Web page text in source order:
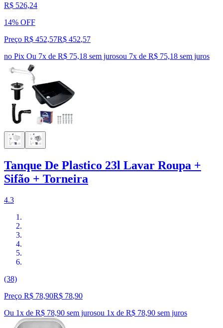
R$ 526,24
14% OFF
Preço R$ 452,57R$ 452,57
no Pix Ou 7x de R$ 75,18 sem jurosou 7x de R$ 75,18 sem juros
Tanque De Plastico 23l Lavar Roupa +
Sifão + Torneira
4.3
(38)
Preço R$ 78,90R$ 78,90
Ou 1x de R$ 78,90 sem jurosou 1x de R$ 78,90 sem juros